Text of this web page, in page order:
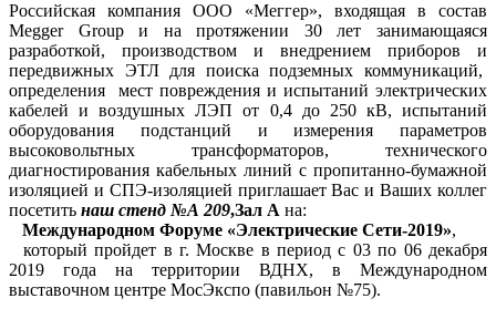
Российская компания ООО «Меггер», входящая в состав
Megger Group и на протяжении 30 лет занимающаяся
разработкой, производством и внедрением приборов и
передвижных ЭТЛ для поиска подземных коммуникаций,
определения мест повреждения и испытаний электрических
кабелей и воздушных ЛЭП от 0,4 до 250 кВ, испытаний
оборудования подстанций и измерения параметров
высоковольтных трансформаторов, технического
диагностирования кабельных линий с пропитанно-бумажной
изоляцией и СПЭ-изоляцией приглашает Вас и Ваших коллег
посетить наш стенд №А 209,Зал А на:
Международном Форуме «Электрические Сети-2019»,
который пройдет в г. Москве в период с 03 по 06 декабря
2019 года на территории ВДНХ, в Международном
выставочном центре МосЭкспо (павильон №75).